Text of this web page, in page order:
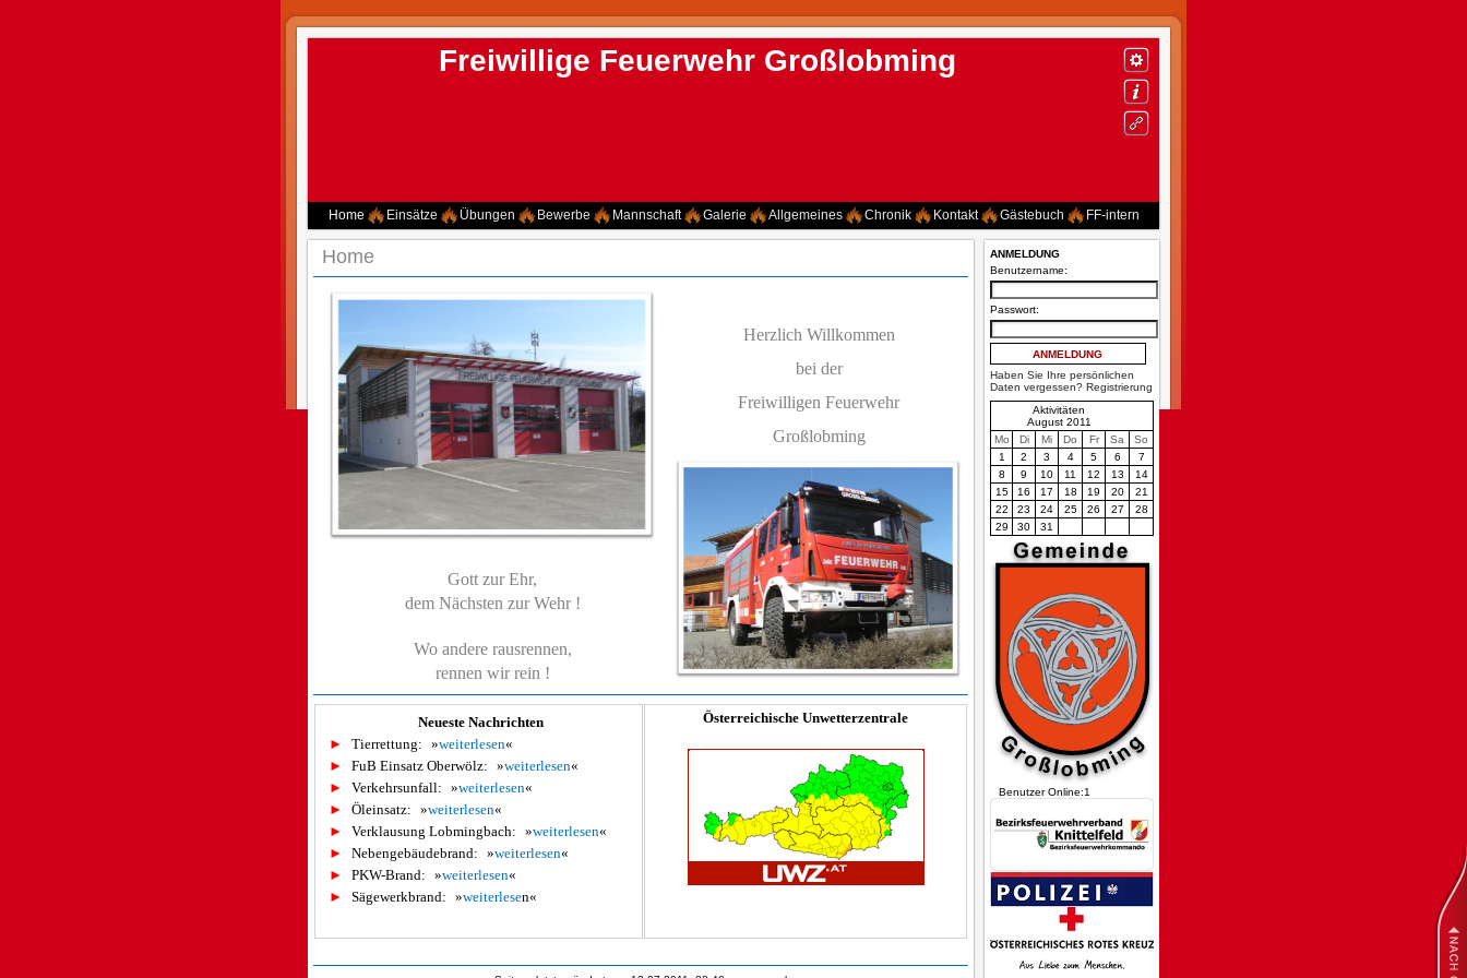
Freiwillige Feuerwehr Großlobming
Home Einsätze Übungen Bewerbe Mannschaft Galerie Allgemeines Chronik Kontakt Gästebuch FF-intern
Home
Herzlich Willkommen
bei der
Freiwilligen Feuerwehr
Großlobming
Gott zur Ehr,
dem Nächsten zur Wehr !
Wo andere rausrennen,
rennen wir rein !
Neueste Nachrichten
►
Tierrettung: »weiterlesen«
►
FuB Einsatz Oberwölz: »weiterlesen«
►
Verkehrsunfall: »weiterlesen«
►
Öleinsatz: »weiterlesen«
►
Verklausung Lobmingbach: »weiterlesen«
►
Nebengebäudebrand: »weiterlesen«
►
PKW-Brand: »weiterlesen«
►
Sägewerkbrand: »weiterlesen«
Österreichische Unwetterzentrale
ANMELDUNG
Benutzername:
Passwort:
Haben Sie Ihre persönlichen
Daten vergessen? Registrierung
Aktivitäten
August 2011
Mo
Di Mi Do Fr Sa
So
1
2 3 4 5 6
7
8
9 10 11 12 13
14
15
16 17 18 19 20
21
22
23 24 25 26 27
28
29
30 31
Benutzer Online:1